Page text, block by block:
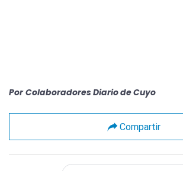
Por Colaboradores Diario de Cuyo
Compartir